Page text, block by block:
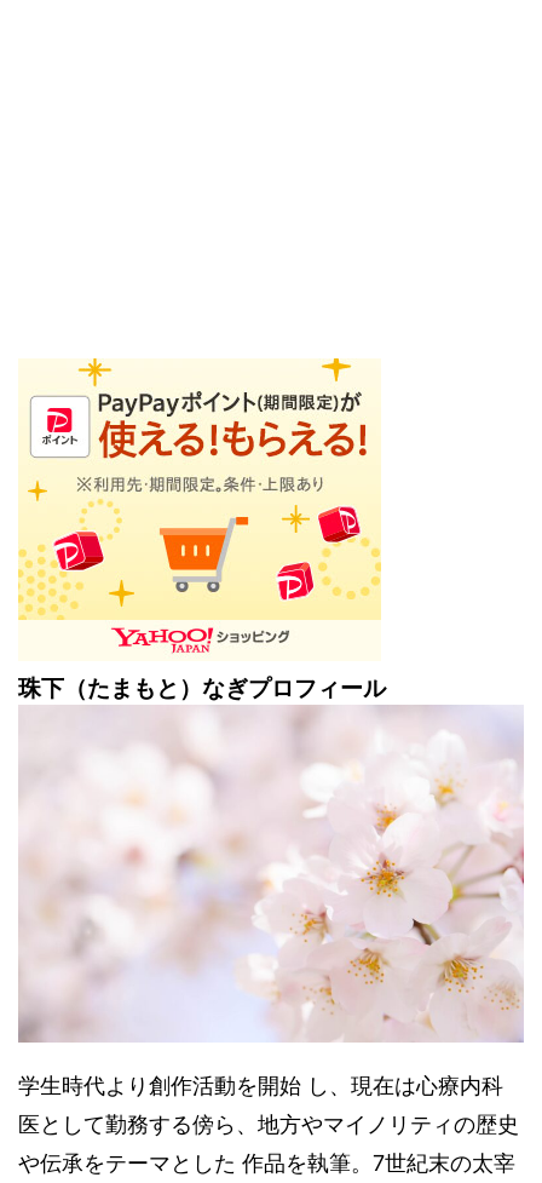
珠下（たまもと）なぎプロフィール
学生時代より創作活動を開始 し、現在は心療内科
医として勤務する傍ら、地方やマイノリティの歴史
や伝承をテーマとした 作品を執筆。7世紀末の太宰